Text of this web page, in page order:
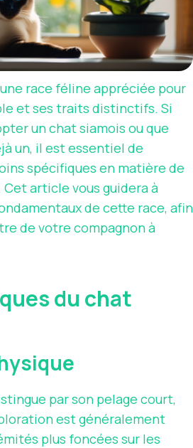
race féline appréciée pour
et ses traits distinctifs. Si
un chat siamois ou que
un, il est essentiel de
spécifiques en matière de
. Cet article vous guidera à
de cette race, afin
de votre compagnon à
du chat
par son pelage court,
est généralement
plus foncées sur les